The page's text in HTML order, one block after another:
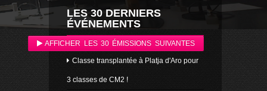
LES 30 DERNIERS
ÉVÉNEMENTS
AFFICHER LES 30 ÉMISSIONS SUIVANTES
Classe transplantée à Platja d'Aro pour
3 classes de CM2 !